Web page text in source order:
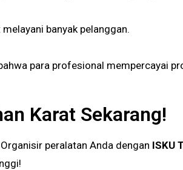
banyak pelanggan.
para profesional mempercayai
Karat Sekarang!
peralatan Anda dengan ISKU